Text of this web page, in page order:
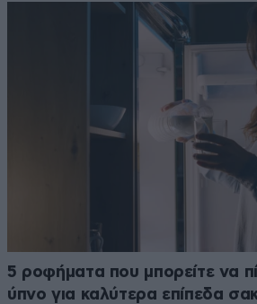
5 ροφήματα που μπορείτε να
ύπνο για καλύτερα επίπεδα